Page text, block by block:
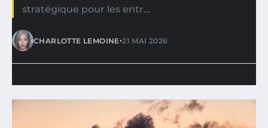
stratégique pour les entr...
CHARLOTTE LEMOINE•21 MAI 2026